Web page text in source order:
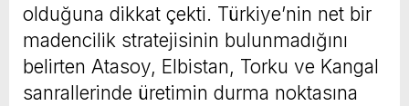
olduğuna dikkat çekti. Türkiye’nin net bir
madencilik stratejisinin bulunmadığını
belirten Atasoy, Elbistan, Torku ve Kangal
sanrallerinde üretimin durma noktasına